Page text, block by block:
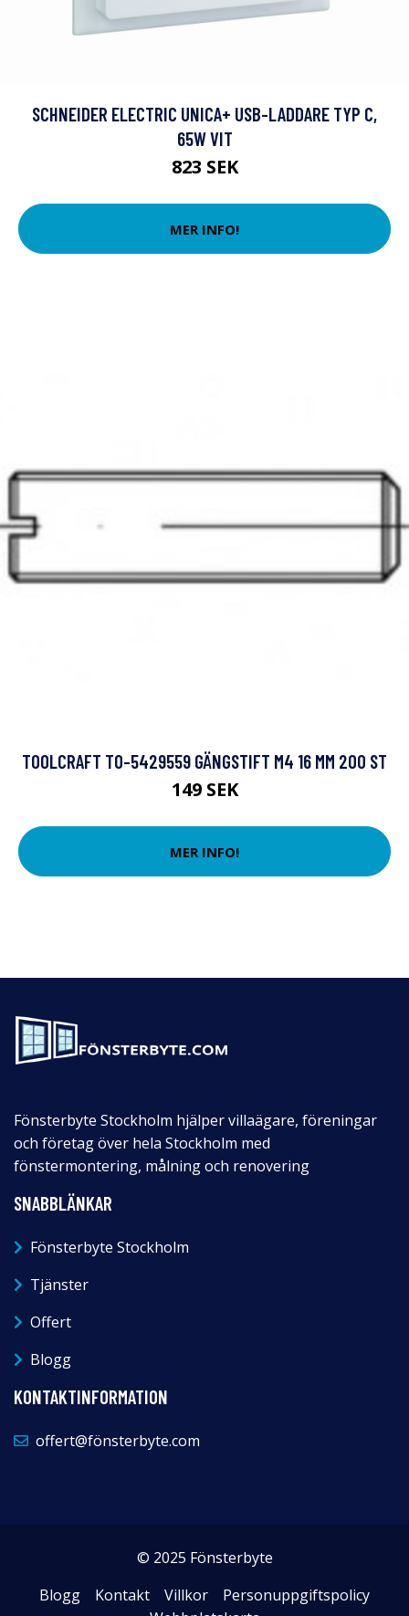
SCHNEIDER ELECTRIC UNICA+ USB-LADDARE TYP C,
65W VIT
823 SEK
MER INFO!
TOOLCRAFT TO-5429559 GÄNGSTIFT M4 16 MM 200 ST
149 SEK
MER INFO!
Fönsterbyte Stockholm hjälper villaägare, föreningar
och företag över hela Stockholm med
fönstermontering, målning och renovering
SNABBLÄNKAR
Fönsterbyte Stockholm
Tjänster
Offert
Blogg
KONTAKTINFORMATION
offert@fönsterbyte.com
© 2025 Fönsterbyte
Blogg
Kontakt Villkor
Personuppgiftspolicy